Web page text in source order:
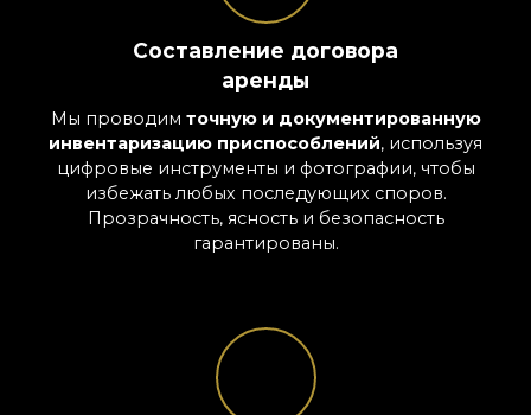
Составление договора
аренды
Мы проводим точную и документированную
инвентаризацию приспособлений, используя
цифровые инструменты и фотографии, чтобы
избежать любых последующих споров.
Прозрачность, ясность и безопасность
гарантированы.